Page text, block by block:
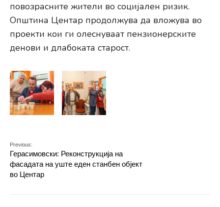
повозрасните жители во социјален ризик.
Општина Центар продолжува да вложува во
проекти кои ги олеснуваат пензионерските
денови и длабоката старост.
Previous:
Герасимовски: Реконструкција на
фасадата на уште еден станбен објект
во Центар